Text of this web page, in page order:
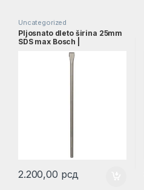
Uncategorized
Pljosnato dleto širina 25mm
SDS max Bosch |
2.200,00 рсд